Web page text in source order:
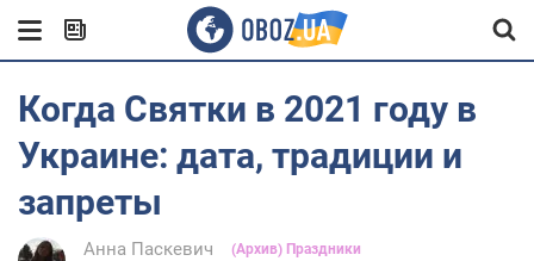
Когда Святки в 2021 году в
Украине: дата, традиции и
запреты
Анна Паскевич (Архив) Праздники